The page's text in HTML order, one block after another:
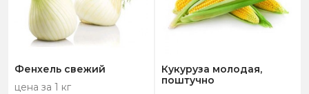
Фенхель свежий
цена за 1 кг
Кукуруза молодая,
поштучно